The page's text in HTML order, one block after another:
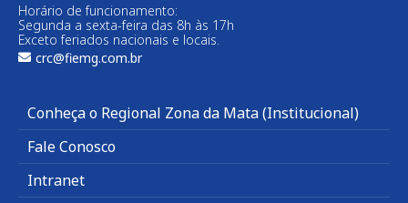
Horário de funcionamento:
Segunda a sexta-feira das 8h às 17h
Exceto feriados nacionais e locais.
crc@fiemg.com.br
Conheça o Regional Zona da Mata (Institucional)
Fale Conosco
Intranet